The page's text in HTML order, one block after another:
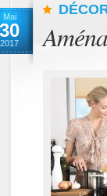
Mai
30
2017